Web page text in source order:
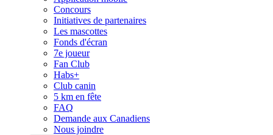
Concours
Initiatives de partenaires
Les mascottes
Fonds d'écran
7e joueur
Fan Club
Habs+
Club canin
5 km en fête
FAQ
Demande aux Canadiens
Nous joindre